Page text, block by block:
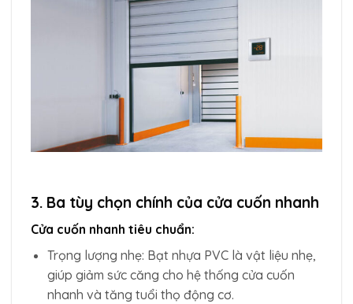
3. Ba tùy chọn chính của cửa cuốn nhanh
Cửa cuốn nhanh tiêu chuẩn:
Trọng lượng nhẹ: Bạt nhựa PVC là vật liệu nhẹ,
giúp giảm sức căng cho hệ thống cửa cuốn
nhanh và tăng tuổi thọ động cơ.